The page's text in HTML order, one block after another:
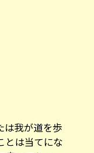
は我が道を歩
とは当てにな